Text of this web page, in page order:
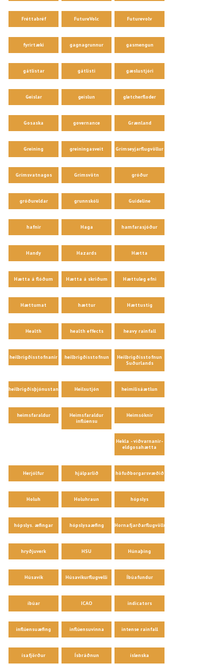
Fréttabréf FutureVolc Futurevolv
fyrirtæki gagnagrunnur gasmengun
gátlistar gátlisti gæslustjóri
Geislar geislun gletcherfloder
Gosaska governance Grænland
Greining greiningasveit Grímseyjarflugvöllur
Grímsvatnagos Grímsvötn gróður
gróðureldar grunnskóli Guideline
hafnir Haga hamfarasjóður
Handy Hazards Hætta
Hætta á flóðum Hætta á skriðum Hættuleg efni
Hættumat hættur Hættustig
Health health effects heavy rainfall
heilbrigðisstofnanir heilbrigðisstofnun
Heilbrigðisstofnun
Suðurlands
heilbrigðisþjónustan Heilsutjón heimilisáætlun
heimsfaraldur
Heimsfaraldur
inflúensu
Heimsóknir
Hekla - viðvarnanir-
eldgosahætta
Herjólfur hjálparlið höfuðborgarsvæðið
Holuh Holuhraun hópslys
hópslys. æfingar hópslysaæfing Hornafjarðarflugvöllur
hryðjuverk HSU Húnaþing
Húsavík Húsavíkurflugvelli Íbúafundur
íbúar ICAO indicators
inflúensuæfing inflúensuvinna intense rainfall
ísafjörður Ísbráðnun íslenska